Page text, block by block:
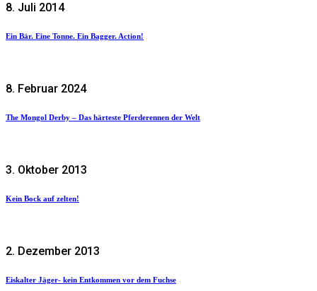
8. Juli 2014
Ein Bär. Eine Tonne. Ein Bagger. Action!
8. Februar 2024
The Mongol Derby – Das härteste Pferderennen der Welt
3. Oktober 2013
Kein Bock auf zelten!
2. Dezember 2013
Eiskalter Jäger- kein Entkommen vor dem Fuchse